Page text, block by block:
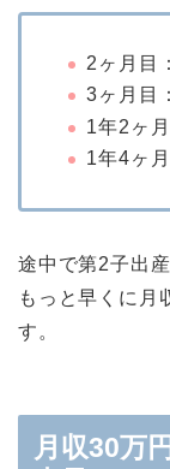
2ヶ月目
3ヶ月目
1年2ヶ
1年4ヶ
途中で第2子出
もっと早くに月
す。
月収30万